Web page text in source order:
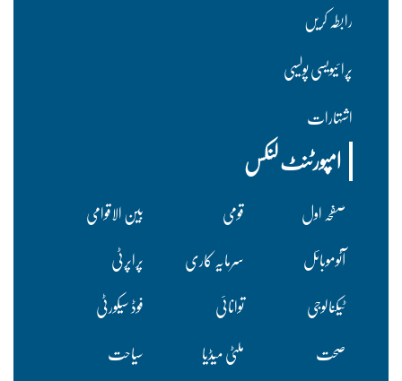
رابطہ کریں
پرا ئیویسی پولسیی
اشتہارات
امپورٹنٹ لنکس
صفحہ اول قومی
بین الاقوامی
آٹوموبائل
سرمایہ کاری
پراپرٹی
ٹیکنالوجی
توانائی
فوڈ سیکورٹی
صحت
ملٹی میڈیا
سیاحت